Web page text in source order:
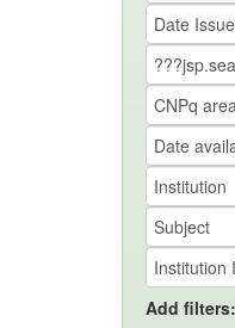
Add filters: